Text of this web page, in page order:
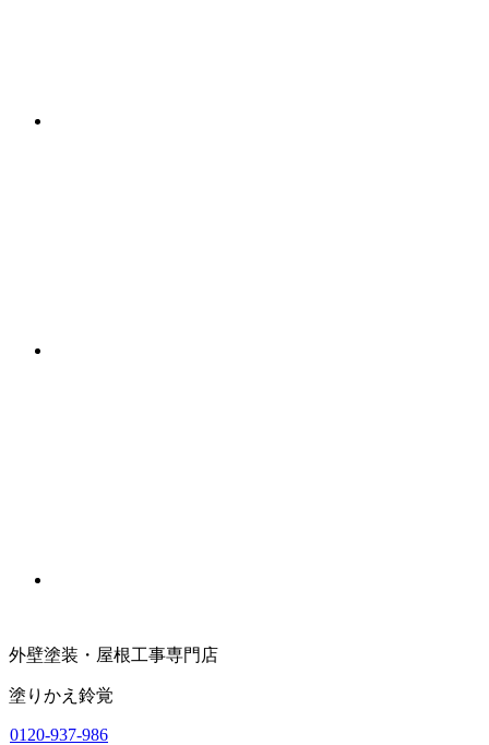
外壁塗装・屋根工事専門店
塗りかえ鈴覚
0120-937-986